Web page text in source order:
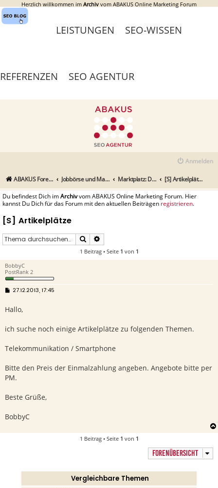
Herzlich willkommen im Archiv vom ABAKUS Online Marketing Forum
LEISTUNGEN SEO-WISSEN
REFERENZEN SEO AGENTUR
Anmelden
ABAKUS Foren-Übersicht Jobbörse und Marktplatz Marktplatz: Dienstleistungen [S] Artikelplätze
Du befindest Dich imArchivvom ABAKUS Online Marketing Forum. Hier
kannst Du Dich für das Forum mit den aktuellen Beiträgen registrieren.
[S] Artikelplätze
Suche
1 Beitrag • Seite 1 von 1
BobbyC
PostRank 2
B
t
g
27.12.2013, 17:45
Hallo,
ich suche noch einige Artikelplätze zu folgenden Themen.
Telekommunikation / Smartphone
Bitte den Preis der Einmalzahlung angeben. Angebote bitte per
PM.
Beste Grüße,
BobbyC
1 Beitrag • Seite 1 von 1
FORENÜBERSICHT
Vergleichbare Themen